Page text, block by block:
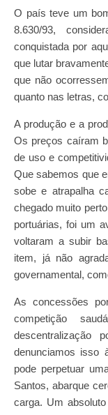
O país teve um
8.630/93,
conquistada por
que lutar
que não
quanto nas letras,
A produção e a
Os preços caíram
de uso e
Que sabemos que
sobe e atrapalha
chegado muito
portuárias, foi um
voltaram a subir
item, já não
governamental,
As concessões
competição
descentralização
denunciamos isso
pode perpetuar
Santos, abarque
carga. Um